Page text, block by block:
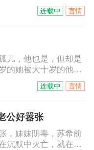
厉慎依旧宠爱有加。
就是厉慎心头的白月
会每天野种挂在嘴
的种。朱砂痣？真是
月子，就让怀孕的姐
己的男人！娶她，不
言情
连载中
儿，他也是，但却是
的她被大十岁的他带
他的善意，没想到，
间，她一直以为他恨
他哥，她只能叫他
沉，一遍遍，根深蒂
言情
连载中
公好嚣张
，妹妹阴毒，苏希前
沉默中灭亡，就在沉